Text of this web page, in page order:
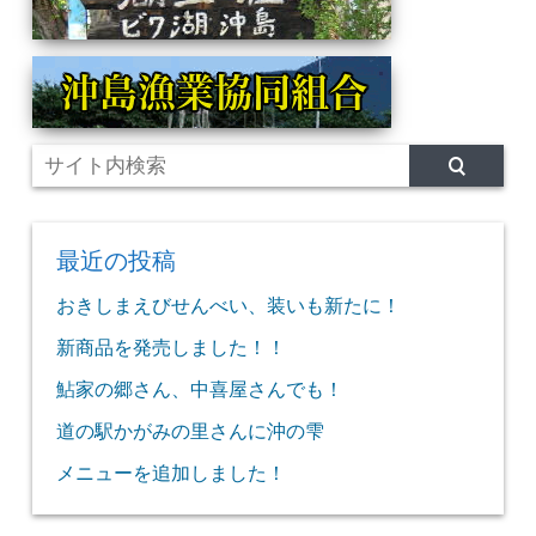
最近の投稿
おきしまえびせんべい、装いも新たに！
新商品を発売しました！！
鮎家の郷さん、中喜屋さんでも！
道の駅かがみの里さんに沖の雫
メニューを追加しました！